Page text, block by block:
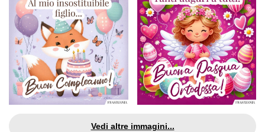
Vedi altre immagini...